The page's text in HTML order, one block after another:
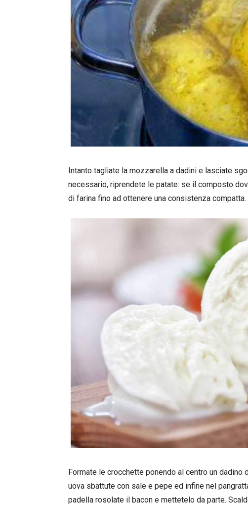
Intanto tagliate la mozzarella a dadini e lasciate
necessario, riprendete le patate: se il composto
di farina fino ad ottenere una consistenza compatta.
Formate le crocchette ponendo al centro un
uova sbattute con sale e pepe ed infine nel
padella rosolate il bacon e mettetelo da parte.